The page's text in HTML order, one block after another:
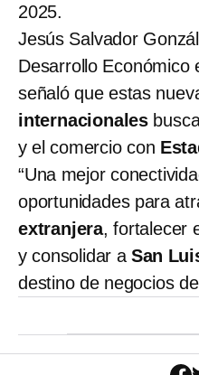
2025.
Jesús Salvador
Desarrollo Económico
señaló que estas
internacionales
y el comercio con
“Una mejor
oportunidades para
extranjera, fortalecer
y consolidar a San
destino de negocios